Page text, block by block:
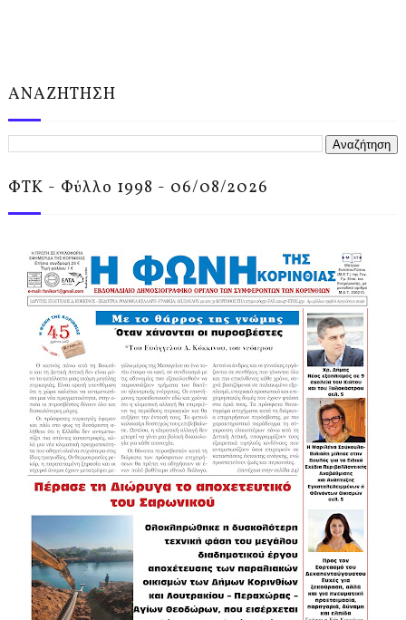
ΑΝΑΖΗΤΗΣΗ
ΦΤΚ - Φύλλο 1998 - 06/08/2026